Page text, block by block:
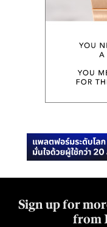
Sign up for
from